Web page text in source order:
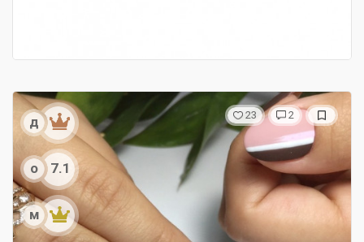
д
о 7.1
м
23 2